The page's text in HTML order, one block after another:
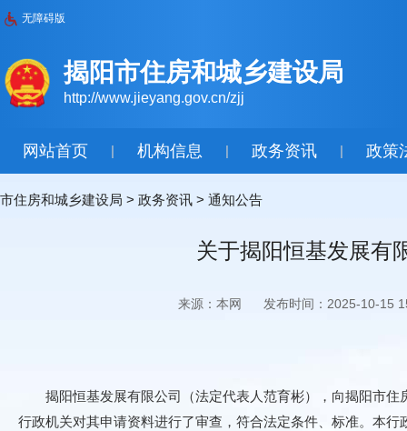
无障碍版
揭阳市住房和城乡建设局
http://www.jieyang.gov.cn/zjj
网站首页 | 机构信息 | 政务资讯 | 政策
市住房和城乡建设局 > 政务资讯 > 通知公告
关于揭阳恒基发展有
来源：本网 发布时间：2025-10-15
揭阳恒基发展有限公司（法定代表人范育彬），向揭阳市住
行政机关对其申请资料进行了审查，符合法定条件、标准。本